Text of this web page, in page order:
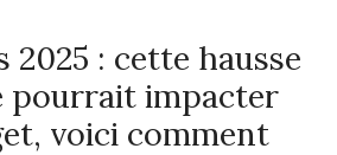
2025 : cette hausse
pourrait impacter
voici comment